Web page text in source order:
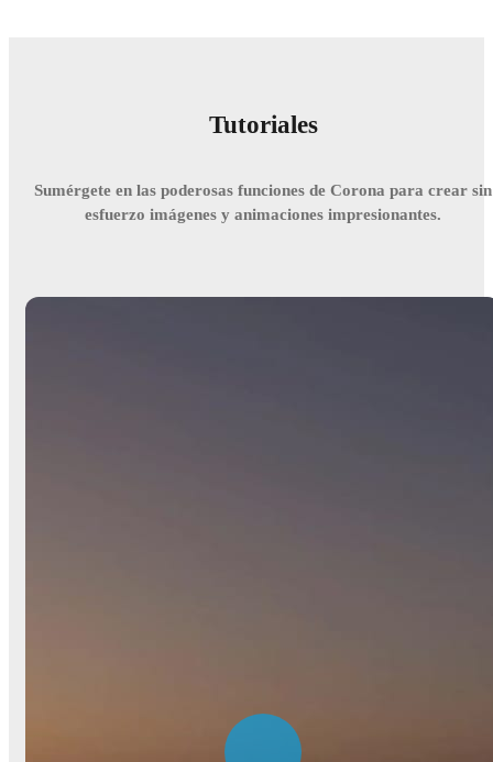
Tutoriales
Sumérgete en las poderosas funciones de Corona para crear sin
esfuerzo imágenes y animaciones impresionantes.